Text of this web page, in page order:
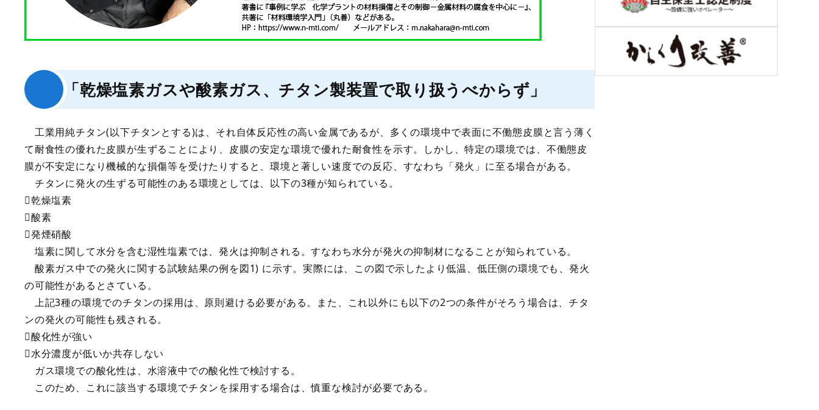
「乾燥塩素ガスや酸素ガス、チタン製装置で取り扱うべからず」
工業用純チタン(以下チタンとする)は、それ自体反応性の高い金属であるが、多くの環境中で表面に不働態皮膜と言う薄く
て耐食性の優れた皮膜が生ずることにより、皮膜の安定な環境で優れた耐食性を示す。しかし、特定の環境では、不働態皮
膜が不安定になり機械的な損傷等を受けたりすると、環境と著しい速度での反応、すなわち「発火」に至る場合がある。
チタンに発火の生ずる可能性のある環境としては、以下の3種が知られている。
乾燥塩素
酸素
発煙硝酸
塩素に関して水分を含む湿性塩素では、発火は抑制される。すなわち水分が発火の抑制材になることが知られている。
酸素ガス中での発火に関する試験結果の例を図1) に示す。実際には、この図で示したより低温、低圧側の環境でも、発火
の可能性があるとさている。
上記3種の環境でのチタンの採用は、原則避ける必要がある。また、これ以外にも以下の2つの条件がそろう場合は、チタ
ンの発火の可能性も残される。
酸化性が強い
水分濃度が低いか共存しない
ガス環境での酸化性は、水溶液中での酸化性で検討する。
このため、これに該当する環境でチタンを採用する場合は、慎重な検討が必要である。